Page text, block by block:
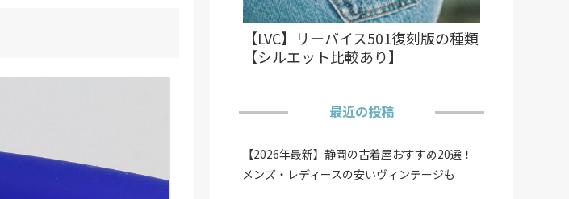
【LVC】リーバイス501復刻版の種類
【シルエット比較あり】
最近の投稿
【2026年最新】静岡の古着屋おすすめ20選！
メンズ・レディースの安いヴィンテージも